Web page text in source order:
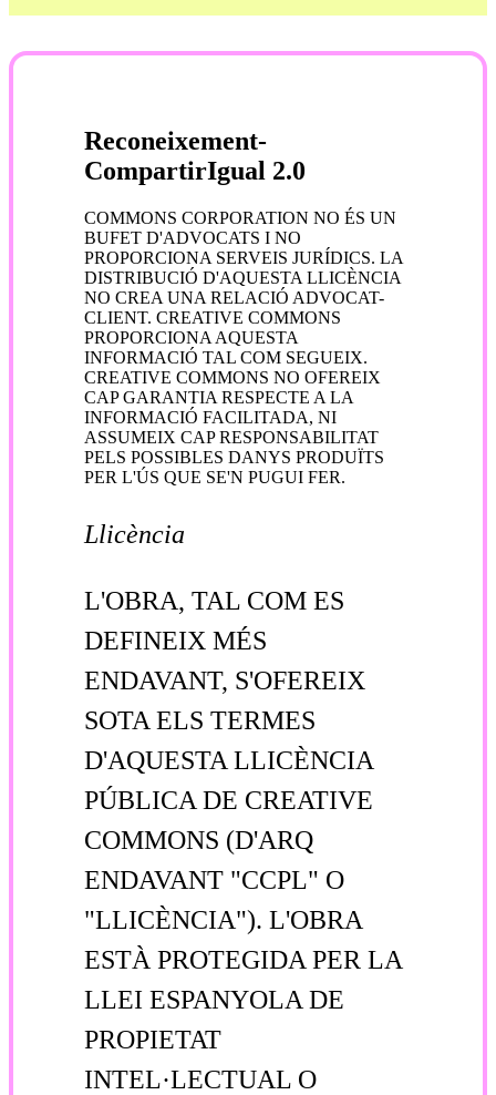
Reconeixement-
CompartirIgual 2.0
COMMONS CORPORATION NO ÉS UN
BUFET D'ADVOCATS I NO
PROPORCIONA SERVEIS JURÍDICS. LA
DISTRIBUCIÓ D'AQUESTA LLICÈNCIA
NO CREA UNA RELACIÓ ADVOCAT-
CLIENT. CREATIVE COMMONS
PROPORCIONA AQUESTA
INFORMACIÓ TAL COM SEGUEIX.
CREATIVE COMMONS NO OFEREIX
CAP GARANTIA RESPECTE A LA
INFORMACIÓ FACILITADA, NI
ASSUMEIX CAP RESPONSABILITAT
PELS POSSIBLES DANYS PRODUÏTS
PER L'ÚS QUE SE'N PUGUI FER.
Llicència
L'OBRA, TAL COM ES
DEFINEIX MÉS
ENDAVANT, S'OFEREIX
SOTA ELS TERMES
D'AQUESTA LLICÈNCIA
PÚBLICA DE CREATIVE
COMMONS (D'ARQ
ENDAVANT "CCPL" O
"LLICÈNCIA"). L'OBRA
ESTÀ PROTEGIDA PER LA
LLEI ESPANYOLA DE
PROPIETAT
INTEL·LECTUAL O